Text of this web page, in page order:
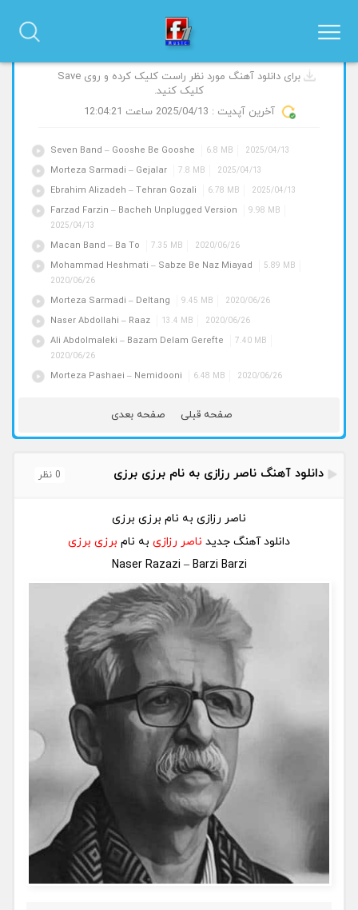
آهنگ های جدید و پیشنهادی
برای دانلود آهنگ مورد نظر راست کلیک کرده و روی Save
کلیک کنید.
آخرین آپدیت : 2025/04/13 ساعت 12:04:21
Seven Band – Gooshe Be Gooshe 6.8 MB 2025/04/13
Morteza Sarmadi – Gejalar 7.8 MB 2025/04/13
Ebrahim Alizadeh – Tehran Gozali 6.78 MB 2025/04/13
Farzad Farzin – Bacheh Unplugged Version
9.98 MB
2025/04/13
Macan Band – Ba To 7.35 MB 2020/06/26
Mohammad Heshmati – Sabze Be Naz Miayad
5.89 MB
2020/06/26
Morteza Sarmadi – Deltang 9.45 MB 2020/06/26
Naser Abdollahi – Raaz 13.4 MB 2020/06/26
Ali Abdolmaleki – Bazam Delam Gerefte
7.40 MB
2020/06/26
Morteza Pashaei – Nemidooni 6.48 MB 2020/06/26
صفحه بعدی صفحه قبلی
دانلود آهنگ ناصر رزازی به نام برزی برزی 0 نظر
ناصر رزازی به نام برزی برزی
دانلود آهنگ جدید ناصر رزازی به نام برزی برزی
Naser Razazi – Barzi Barzi